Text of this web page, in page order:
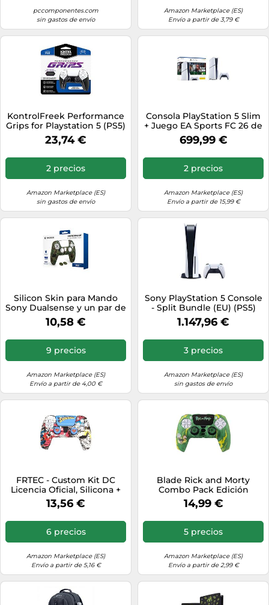
pccomponentes.com
sin gastos de envío
Amazon Marketplace (ES)
Envío a partir de 3,79 €
KontrolFreek Performance
Grips for Playstation 5 (PS5)
Controller (Nightfall Black)
23,74 €
2 precios
Amazon Marketplace (ES)
sin gastos de envío
Consola PlayStation 5 Slim
+ Juego EA Sports FC 26 de
1 TB (Edición Estándar) -
SONY
699,99 €
2 precios
Amazon Marketplace (ES)
Envío a partir de 15,99 €
Silicon Skin para Mando
Sony Dualsense y un par de
Grips para Joystick para
PS5. Color: Camo
10,58 €
9 precios
Amazon Marketplace (ES)
Envío a partir de 4,00 €
Sony PlayStation 5 Console
- Split Bundle (EU) (PS5)
1.147,96 €
3 precios
Amazon Marketplace (ES)
sin gastos de envío
FRTEC - Custom Kit DC
Licencia Oficial, Silicona +
Grips + Sticker Touchpad
Compatible con
13,56 €
6 precios
Amazon Marketplace (ES)
Envío a partir de 5,16 €
Blade Rick and Morty
Combo Pack Edición
Exclusiva PS5
14,99 €
5 precios
Amazon Marketplace (ES)
Envío a partir de 2,99 €